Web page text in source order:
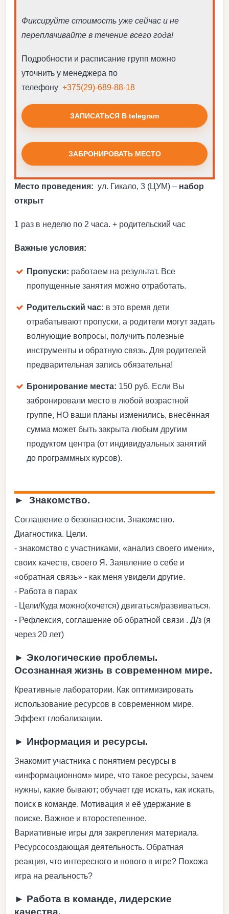
Фиксируйте стоимость уже сейчас и не
переплачивайте в течение всего года!
Подробности и расписание групп можно
уточнить у менеджера по
телефону +375(29)-689-88-18
ЗАПИСАТЬСЯ В telegram
ЗАБРОНИРОВАТЬ МЕСТО
Место проведения: ул. Гикало, 3 (ЦУМ) – набор
открыт
1 раз в неделю по 2 часа. + родительский час
Важные условия:
Пропуски: работаем на результат. Все
пропущенные занятия можно отработать.
Родительский час: в это время дети
отрабатывают пропуски, а родители могут задать
волнующие вопросы, получить полезные
инструменты и обратную связь. Для родителей
предварительная запись обязательна!
Бронирование места: 150 руб. Если Вы
забронировали место в любой возрастной
группе, НО ваши планы изменились, внесённая
сумма может быть закрыта любым другим
продуктом центра (от индивидуальных занятий
до программных курсов).
► Знакомство.
Соглашение о безопасности. Знакомство.
Диагностика. Цели.
- знакомство с участниками, «анализ своего имени»,
своих качеств, своего Я. Заявление о себе и
«обратная связь» - как меня увидели другие.
- Работа в парах
- Цели/Куда можно(хочется) двигаться/развиваться.
- Рефлексия, соглашение об обратной связи . Д/з (я
через 20 лет)
► Экологические проблемы.
Осознанная жизнь в современном мире.
Креативные лаборатории. Как оптимизировать
использование ресурсов в современном мире.
Эффект глобализации.
► Информация и ресурсы.
Знакомит участника с понятием ресурсы в
«информационном» мире, что такое ресурсы, зачем
нужны, какие бывают; обучает где искать, как искать,
поиск в команде. Мотивация и её удержание в
поиске. Важное и второстепенное.
Вариативные игры для закрепления материала.
Ресурсосоздающая деятельность. Обратная
реакция, что интересного и нового в игре? Похожа
игра на реальность?
► Работа в команде, лидерские
качества.